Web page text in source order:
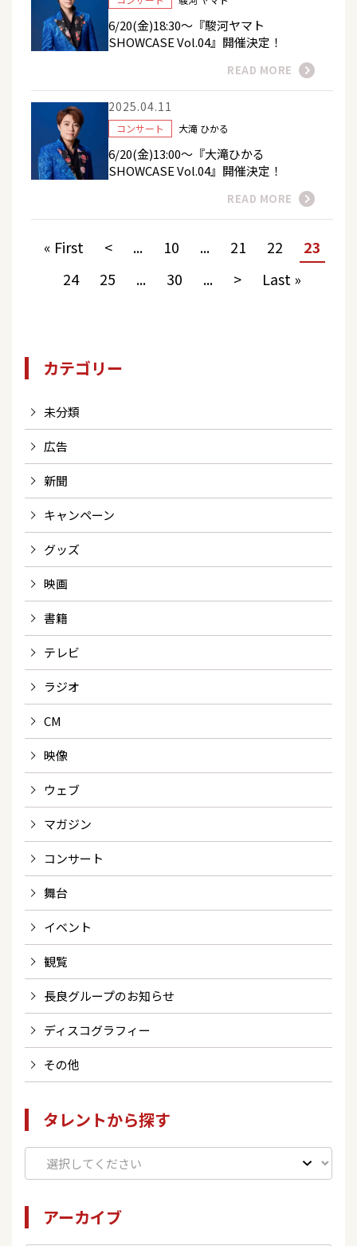
6/20(金)18:30～『駿河ヤマト
SHOWCASE Vol.04』開催決定！
READ MORE
2025.04.11
コンサート 大滝 ひかる
6/20(金)13:00～『大滝ひかる
SHOWCASE Vol.04』開催決定！
READ MORE
« First < ... 10 ... 21 22
23
24
25 ... 30 ... > Last »
カテゴリー
未分類
広告
新聞
キャンペーン
グッズ
映画
書籍
テレビ
ラジオ
CM
映像
ウェブ
マガジン
コンサート
舞台
イベント
観覧
長良グループのお知らせ
ディスコグラフィー
その他
タレントから探す
アーカイブ